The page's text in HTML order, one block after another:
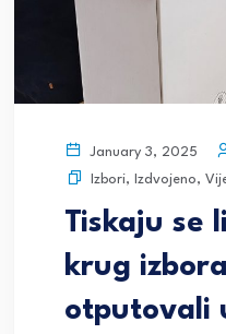
January 3, 2025
Izbori, Izdvojeno,
Tiskaju se
krug
otputovali